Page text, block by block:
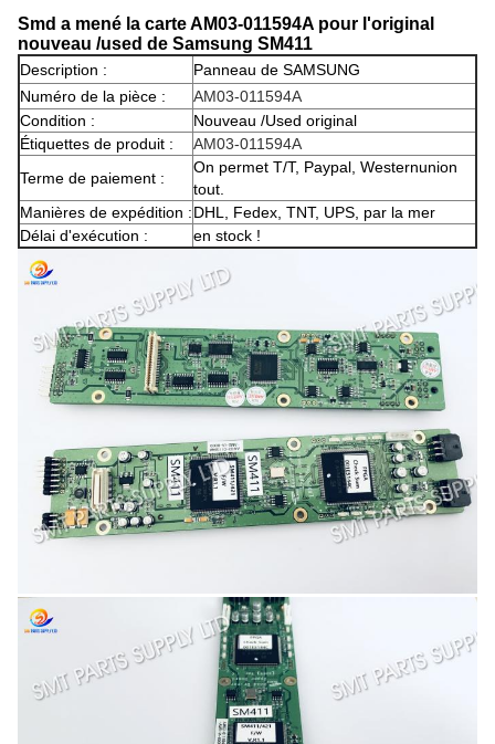
Smd a mené la carte AM03-011594A pour l'original
nouveau /used de Samsung SM411
Description :
Panneau de SAMSUNG
Numéro de la pièce :
AM03-011594A
Condition :
Nouveau /Used original
Étiquettes de produit :
AM03-011594A
Terme de paiement :
On permet T/T, Paypal, Westernunion
tout.
Manières de expédition :DHL, Fedex, TNT, UPS, par la mer
Délai d'exécution :
en stock !